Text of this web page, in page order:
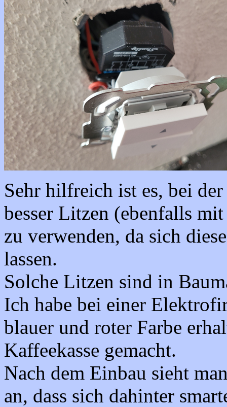
Sehr hilfreich ist es, bei
besser Litzen (ebenfalls
zu verwenden, da sich
lassen.
Solche Litzen sind in
Ich habe bei einer
blauer und roter Farbe
Kaffeekasse gemacht.
Nach dem Einbau sieht
an, dass sich dahinter